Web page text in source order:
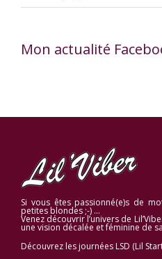
Mon actualité
Si vous êtes passionné(e)s de
petites blondes ;-) …
Venez découvrir l’univers de
une vision décalée et féminine de
Découvrez les journées LSD (Lil